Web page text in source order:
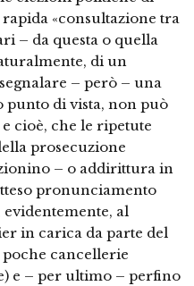
«consultazione tra
– da questa o quella
di un
– però – una
punto di vista, non può
cioè, che le ripetute
prosecuzione
– o addirittura in
pronunciamento
evidentemente, al
in carica da parte del
cancellerie
e – per ultimo – perfino